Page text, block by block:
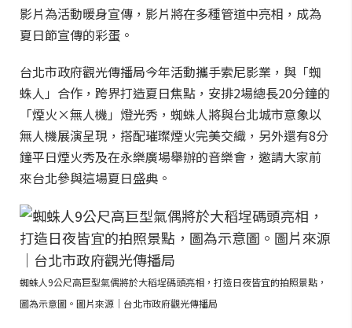
影片為活動暖身宣傳，影片將在多種管道中亮相，成為
夏日節宣傳的彩蛋。
台北市政府觀光傳播局今年活動攜手索尼影業，與「蜘
蛛人」合作，跨界打造夏日焦點，安排2場總長20分鐘的
「煙火×無人機」燈光秀，蜘蛛人將與台北城市意象以
無人機展演呈現，搭配璀璨煙火完美交織，另外還有8分
鐘平日煙火秀及在永樂廣場舉辦的音樂會，邀請大家前
來台北參與這場夏日盛典。
蜘蛛人9公尺高巨型氣偶將於大稻埕碼頭亮相，打造日夜皆宜的拍照景點，
圖為示意圖。圖片來源｜台北市政府觀光傳播局